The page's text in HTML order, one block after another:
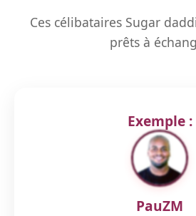
Ces célibataires Sugar
prêts à
Exemple :
PauZM